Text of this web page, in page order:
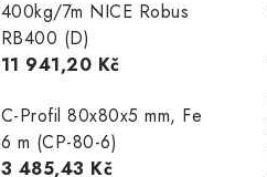
400kg/7m NICE Robus
RB400 (D)
11 941,20 Kč
C-Profil 80x80x5 mm, Fe
6 m (CP-80-6)
3 485,43 Kč